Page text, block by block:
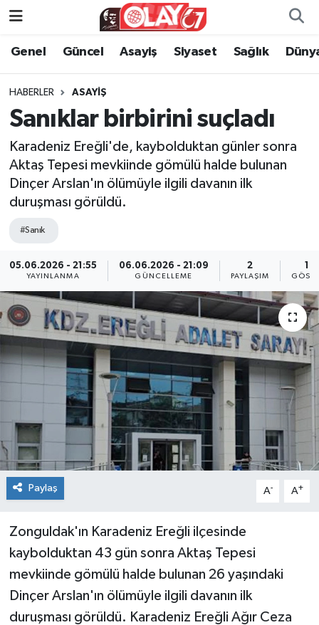
Genel Güncel Asayiş Siyaset Sağlık
HABERLER ASAYIŞ
Sanıklar birbirini suçladı
Karadeniz Ereğli'de, kaybolduktan günler sonra
Aktaş Tepesi mevkiinde gömülü halde bulunan
Dinçer Arslan'ın ölümüyle ilgili davanın ilk
duruşması görüldü.
#Sanık
05.06.2026 - 21:55
YAYINLANMA
06.06.2026 - 21:09
GÜNCELLEME
2
PAYLAŞIM
Paylaş A- A+
Zonguldak'ın Karadeniz Ereğli ilçesinde
kaybolduktan 43 gün sonra Aktaş Tepesi
mevkiinde gömülü halde bulunan 26 yaşındaki
Dinçer Arslan'ın ölümüyle ilgili davanın ilk
duruşması görüldü. Karadeniz Ereğli Ağır Ceza
KATEGORİSİZ
ANA SAYFA
Genel
Güncel
Asayiş
Siyaset
Sağlık
Kültür Sanat
Dünya
Bilim veTeknoloji
SEKTÖR
Magazin
Günün Haberleri
Genel
Güncel
Asayiş
Siyaset
Sağlık
Dünya
Kültür Sanat
Eğitim
Spor
Zonguldak Nöbetçi Eczaneler
Zonguldak Hava Durumu
Zonguldak Namaz Vakitleri
Zonguldak Trafik Yoğunluk Haritası
Süper Lig Puan Durumu ve Fikstür
Tüm Manşetler
Son Dakika Haberleri
Haber Arşivi